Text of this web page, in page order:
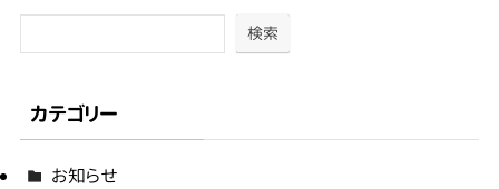
検索
カテゴリー
お知らせ